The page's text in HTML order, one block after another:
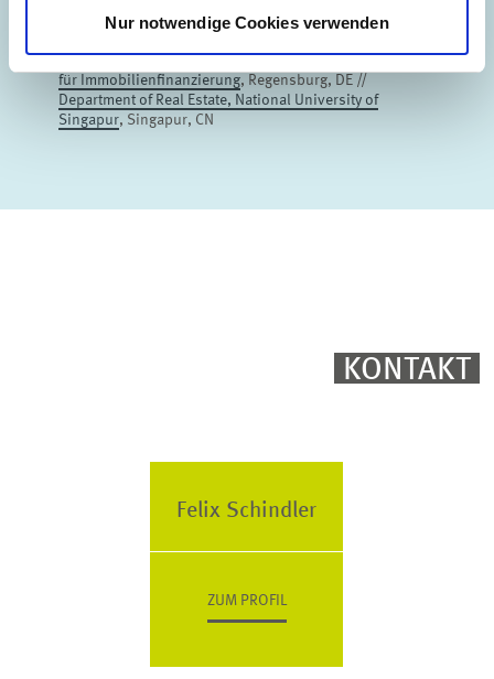
Nur notwendige Cookies verwenden
University of Amsterdam Business School, Amsterdam,
für Immobilienfinanzierung, Regensburg, DE //
Department of Real Estate, National University of
Singapur, Singapur, CN
KONTAKT
Felix Schindler
ZUM PROFIL